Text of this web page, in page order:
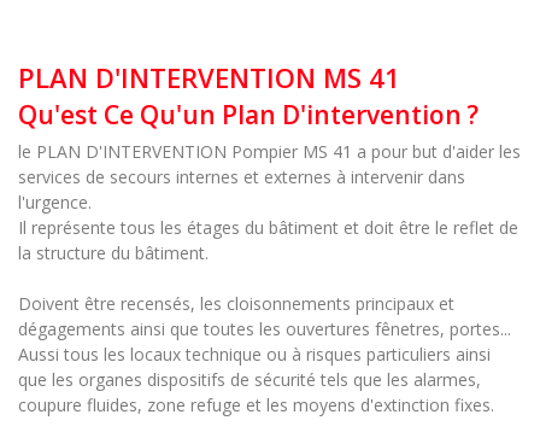
PLAN D'INTERVENTION MS 41
Qu'est Ce Qu'un Plan D'intervention ?
le PLAN D'INTERVENTION Pompier MS 41 a pour but d'aider les
services de secours internes et externes à intervenir dans
l'urgence.
Il représente tous les étages du bâtiment et doit être le reflet de
la structure du bâtiment.
Doivent être recensés, les cloisonnements principaux et
dégagements ainsi que toutes les ouvertures fênetres, portes...
Aussi tous les locaux technique ou à risques particuliers ainsi
que les organes dispositifs de sécurité tels que les alarmes,
coupure fluides, zone refuge et les moyens d'extinction fixes.